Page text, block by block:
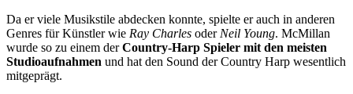
Da er viele Musikstile abdecken konnte, spielte er auch in anderen
Genres für Künstler wie Ray Charles oder Neil Young. McMillan
wurde so zu einem derCountry-Harp Spieler mit den meisten
Studioaufnahmen und hat den Sound der Country Harp wesentlich
mitgeprägt.